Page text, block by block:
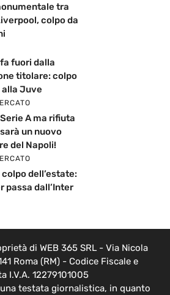
tra
colpo da
fuori dalla
titolare: colpo
alla Juve
A ma rifiuta
un nuovo
del Napoli!
dell’estate:
passa dall’Inter
di WEB 365 SRL - Via Nicola
Roma (RM) - Codice Fiscale e
I.V.A. 12279101005
testata giornalistica, in quanto